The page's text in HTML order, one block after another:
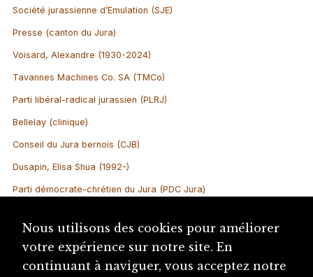
Société jurassienne d’Emulation (SJE)
Presse (canton du Jura)
Voisard, Alexandre (1930-2024)
Tavannes Machines Co. SA (TMCo)
Parti libéral-radical jurassien (PLRJ)
Bellelay (clinique)
Conseil du Jura bernois (CJB)
Dusapin, Elisa Shua (1992-)
Parti démocrate-chrétien du Jura (PDC Jura)
Nous utilisons des cookies pour améliorer
votre expérience sur notre site. En
continuant à naviguer, vous acceptez notre